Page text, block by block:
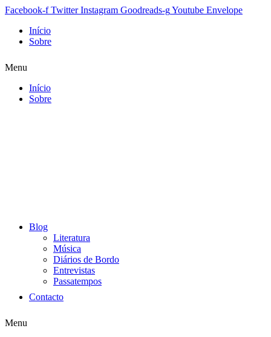
Facebook-f Twitter Instagram Goodreads-gYoutube Envelope
Início
Sobre
Menu
Início
Sobre
Blog
Literatura
Música
Diários de Bordo
Entrevistas
Passatempos
Contacto
Menu